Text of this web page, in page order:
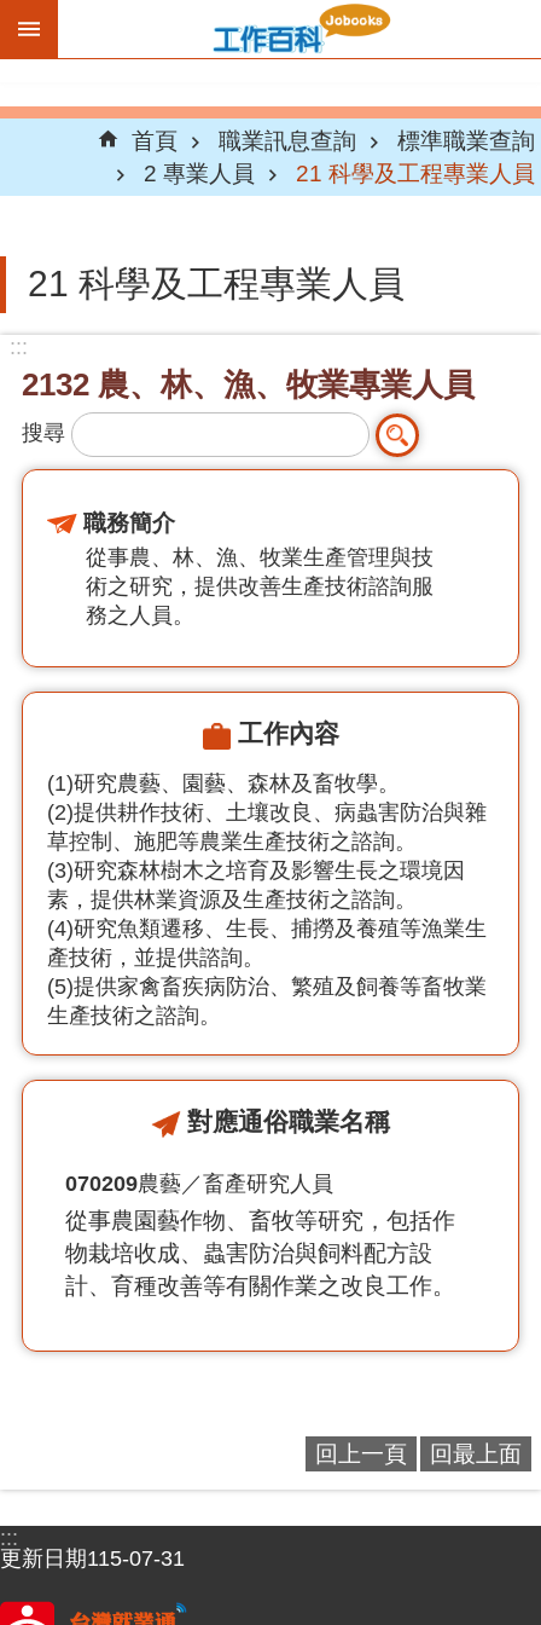
跳到主要內容區塊
首頁 職業訊息查詢
標準職業查詢
2 專業人員
21 科學及工程專業人員
21 科學及工程專業人員
:::
2132 農、林、漁、牧業專業人員
搜尋
職務簡介
從事農、林、漁、牧業生產管理與技
術之研究，提供改善生產技術諮詢服
務之人員。
工作內容
(1)研究農藝、園藝、森林及畜牧學。
(2)提供耕作技術、土壤改良、病蟲害防治與雜
草控制、施肥等農業生產技術之諮詢。
(3)研究森林樹木之培育及影響生長之環境因
素，提供林業資源及生產技術之諮詢。
(4)研究魚類遷移、生長、捕撈及養殖等漁業生
產技術，並提供諮詢。
(5)提供家禽畜疾病防治、繁殖及飼養等畜牧業
生產技術之諮詢。
對應通俗職業名稱
070209農藝／畜產研究人員
從事農園藝作物、畜牧等研究，包括作
物栽培收成、蟲害防治與飼料配方設
計、育種改善等有關作業之改良工作。
回上一頁 回最上面
:::
更新日期115-07-31